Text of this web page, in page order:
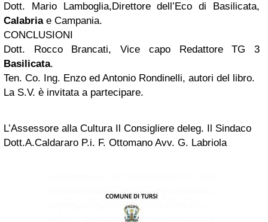
Dott. Mario Lamboglia,Direttore dell’Eco di Basilicata,
Calabriae Campania.
CONCLUSIONI
Dott. Rocco Brancati, Vice capo Redattore TG 3
Basilicata.
Ten. Co. Ing. Enzo ed Antonio Rondinelli, autori del libro.
La S.V. è invitata a partecipare.
L’Assessore alla Cultura Il Consigliere deleg. Il Sindaco
Dott.A.Caldararo P.i. F. Ottomano Avv. G. Labriola